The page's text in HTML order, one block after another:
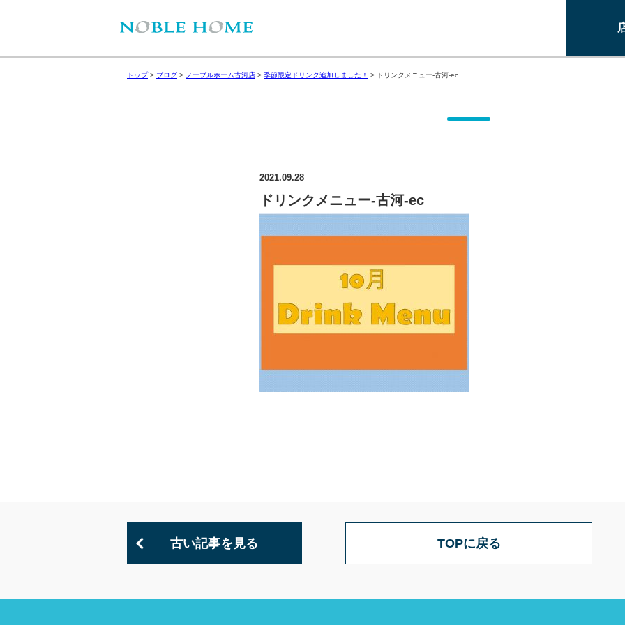
トップ> ブログ > ノーブルホーム古河店 > 季節限定ドリンク追加しました！ > ドリンクメニュー-古河-ec
2021.09.28
ドリンクメニュー-古河-ec
古い記事を見る TOPに戻る